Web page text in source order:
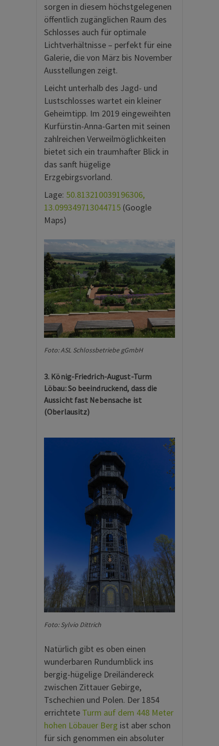
sorgen in diesem höchstgelegenen
öffentlich zugänglichen Raum des
Schlosses auch für optimale
Lichtverhältnisse – perfekt für eine
Galerie, die von März bis November
Ausstellungen zeigt.
Leicht unterhalb des Jagd- und
Lustschlosses wartet ein kleiner
Geheimtipp. Im 2019 eingeweihten
Kurfürstin-Anna-Garten mit seinen
zahlreichen Verweilmöglichkeiten
bietet sich ein traumhafter Blick in
das sanft hügelige
Erzgebirgsvorland.
Lage: 50.813210039196306,
13.099349713044715 (Google
Maps)
Foto: ASL Schlossbetriebe gGmbH
3. König-Friedrich-August-Turm
Löbau: So beeindruckend, dass die
Aussicht fast Nebensache ist
(Oberlausitz)
Foto: Sylvio Dittrich
Natürlich gibt es oben einen
wunderbaren Rundumblick ins
bergig-hügelige Dreiländereck
zwischen Zittauer Gebirge,
Tschechien und Polen. Der 1854
errichtete Turm auf dem 448 Meter
hohen Löbauer Berg ist aber schon
für sich genommen ein absoluter